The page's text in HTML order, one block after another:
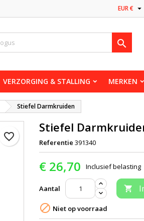
EUR € 

VERZORGING & STALLING MERKEN
Stiefel Darmkruiden
favorite_border
Stiefel
Referentie 391340
€ 26,70 Inclusief belasting
Aantal 
 Niet op voorraad